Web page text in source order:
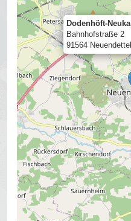
Dodenhöft-
Bahnhofstraße 2
91564